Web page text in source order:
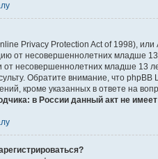
Privacy Protection Act of 1998),
от несовершеннолетних младше 13
несовершеннолетних младше 13
Обратите внимание, что
кроме указанных в ответе на
в России данный акт не